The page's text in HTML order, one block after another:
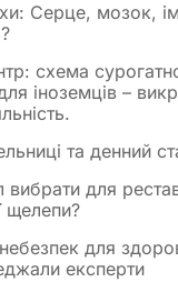
Серце, мозок,
схема
іноземців –
та денний
вибрати для
щелепи?
для
експерти